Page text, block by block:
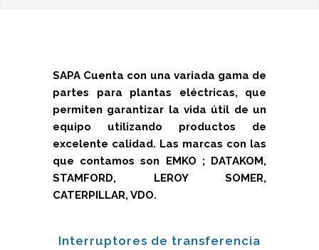
SAPA Cuenta con una variada gama de
partes para plantas eléctricas, que
permiten garantizar la vida útil de un
equipo utilizando productos de
excelente calidad. Las marcas con las
que contamos son EMKO ; DATAKOM,
STAMFORD, LEROY SOMER,
CATERPILLAR, VDO.
Interruptores de transferencia